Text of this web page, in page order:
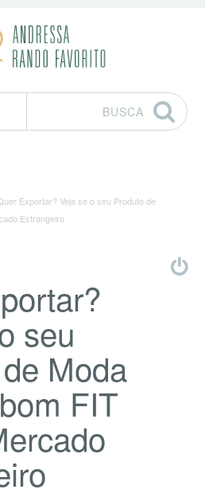
BUSCA
Exportar? Veja se o seu Produto de
Estrangeiro
seu
Moda
FIT